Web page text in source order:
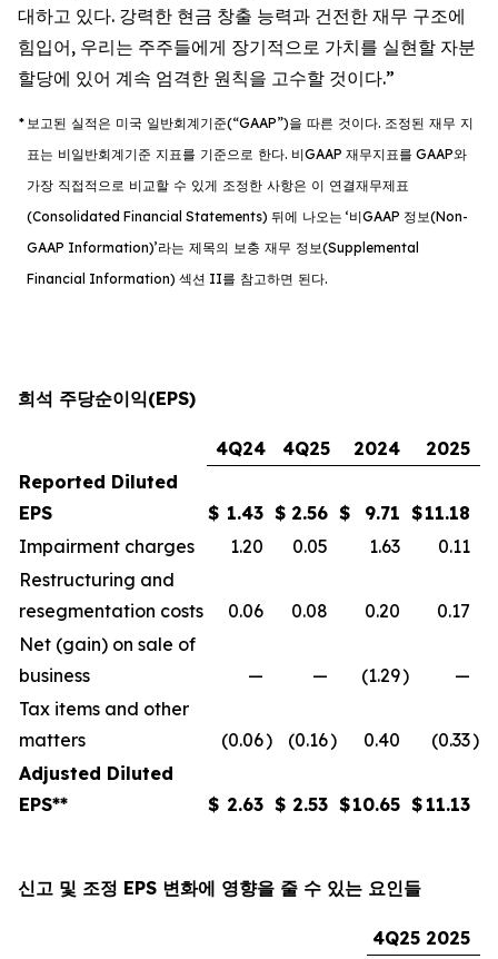
대하고 있다. 강력한 현금 창출 능력과 건전한 재무 구조에
힘입어, 우리는 주주들에게 장기적으로 가치를 실현할 자분
할당에 있어 계속 엄격한 원칙을 고수할 것이다.”
* 보고된 실적은 미국 일반회계기준(“GAAP”)을 따른 것이다. 조정된 재무 지
표는 비일반회계기준 지표를 기준으로 한다. 비GAAP 재무지표를 GAAP와
가장 직접적으로 비교할 수 있게 조정한 사항은 이 연결재무제표
(Consolidated Financial Statements) 뒤에 나오는 ‘비GAAP 정보(Non-
GAAP Information)’라는 제목의 보충 재무 정보(Supplemental
Financial Information) 섹션 II를 참고하면 된다.
희석 주당순이익(EPS)
4Q24 4Q25 2024
2025
Reported Diluted
EPS
$ 1.43 $ 2.56 $ 9.71 $11.18
Impairment charges
1.20 0.05 1.63
0.11
Restructuring and
resegmentation costs
0.06 0.08 0.20
0.17
Net (gain) on sale of
business
— — (1.29)
—
Tax items and other
matters
(0.06) (0.16) 0.40 (0.33)
Adjusted Diluted
EPS**
$ 2.63 $ 2.53 $10.65 $ 11.13
신고 및 조정 EPS 변화에 영향을 줄 수 있는 요인들
4Q25 2025